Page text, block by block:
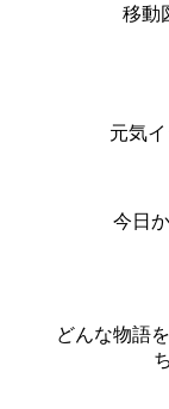
移動
元気
今日
どんな物語